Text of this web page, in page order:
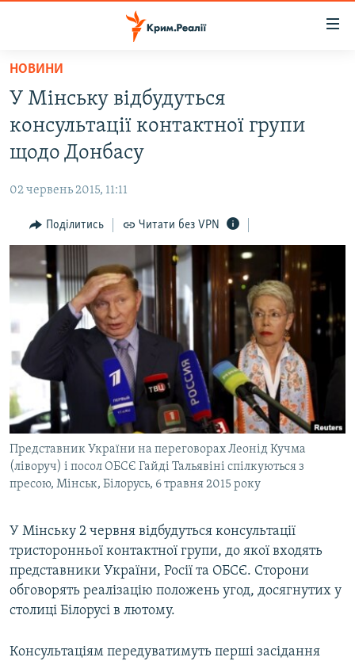
Перейти
основного
матеріалу
до
основної
навігації
Перейти
до
пошуку
ВІДЕО ТА ФОТО
БЛОГИ
ПОГЛЯД
ІНТЕРВ'Ю
ВСЕ ЗА ДЕНЬ
СПЕЦПРОЕКТИ
ДЕПОРТАЦІЯ
ВІДЕОУРОКИ «ELIFBE»
СВІДЧЕННЯ ОКУПАЦІЇ
УКРАЇНСЬКА ПРОБЛЕМА КРИМУ
ІНФОГРАФІКА
ЯК ОБІЙТИ БЛОКУВАННЯ
Русский
Qırımtatar
ДОЛУЧАЙСЯ!
Усі сайти RFE/RL
НОВИНИ
У Мінську відбудуться
консультації контактної групи
щодо Донбасу
02 червень 2015, 11:11
Поділитись Читати без VPN
Представник України на переговорах Леонід Кучма
(ліворуч) і посол ОБСЄ Гайді Тальявіні спілкуються з
пресою, Мінськ, Білорусь, 6 травня 2015 року
У Мінську 2 червня відбудуться консультації
тристоронньої контактної групи, до якої входять
представники України, Росії та ОБСЄ. Сторони
обговорять реалізацію положень угод, досягнутих у
столиці Білорусі в лютому.
Консультаціям передуватимуть перші засідання